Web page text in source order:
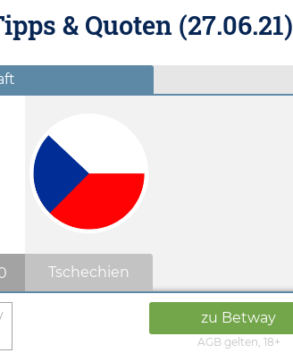
& Quoten (27.06.21)
Tschechien
zu Betway
AGB gelten, 18+